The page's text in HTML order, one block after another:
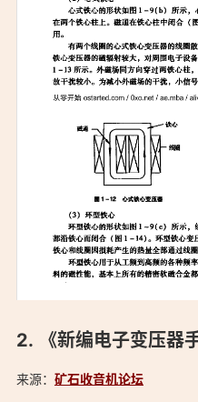
「《新编电子变压器手册》
《新编电子变压器
来源： 矿石收音机论坛